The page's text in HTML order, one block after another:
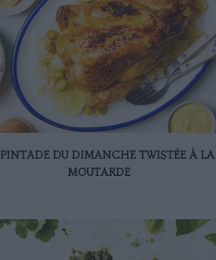
DU DIMANCHE TWISTÉE À LA
MOUTARDE